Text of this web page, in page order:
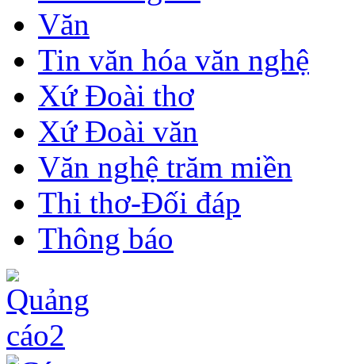
Văn
Tin văn hóa văn nghệ
Xứ Đoài thơ
Xứ Đoài văn
Văn nghệ trăm miền
Thi thơ-Đối đáp
Thông báo